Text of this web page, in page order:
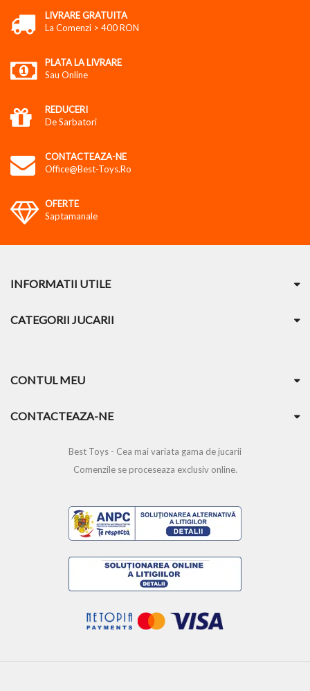
LIVRARE GRATUITA
La Comenzi > 400 RON
PLATA LA LIVRARE
Sau Online
REDUCERI
De Sarbatori
CONTACTEAZA-NE
Office@best-Toys.ro
OFERTE
Saptamanale
INFORMATII UTILE
CATEGORII JUCARII
CONTUL MEU
CONTACTEAZA-NE
Best Toys - Cea mai variata gama de jucarii
Comenzile se proceseaza exclusiv online.